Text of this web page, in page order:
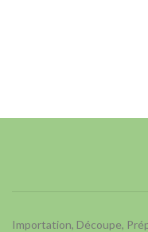
Importation, Découpe,